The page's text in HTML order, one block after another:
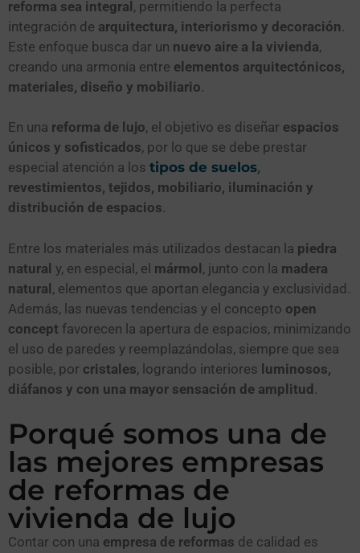
reforma sea integral, permitiendo la perfecta
integración de arquitectura, interiorismo y decoración.
Este enfoque busca dar un nuevo aire a la vivienda,
creando una armonía entre elementos arquitectónicos,
materiales, diseño y mobiliario.
En una reforma de lujo, el objetivo es diseñar espacios
únicos y sofisticados, por lo que se debe prestar
especial atención a los tipos de suelos,
revestimientos, tejidos, mobiliario, iluminación y
distribución de espacios.
Entre los materiales más utilizados destacan la piedra
natural y, en especial, el mármol, junto con la madera
natural, elementos que aportan elegancia y exclusividad.
Además, las nuevas tendencias y el concepto open
concept favorecen la apertura de espacios, minimizando
el uso de paredes y reemplazándolas, siempre que sea
posible, por cristales, logrando interiores luminosos,
diáfanos y con una mayor sensación de amplitud.
Porqué somos una de
las mejores empresas
de reformas de
vivienda de lujo
Contar con una empresa de reformas de calidad es